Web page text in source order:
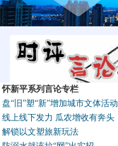
怀新平系列言论专栏
盘“旧”塑“新”增加城市文体活动
线上线下发力 瓜农增收有奔头
解锁以文塑旅新玩法